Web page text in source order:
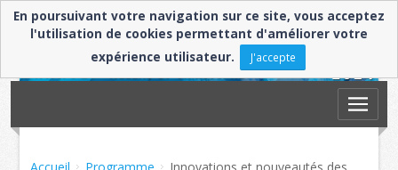
En poursuivant votre navigation sur ce site, vous acceptez
l'utilisation de cookies permettant d'améliorer votre
expérience utilisateur.
J'accepte